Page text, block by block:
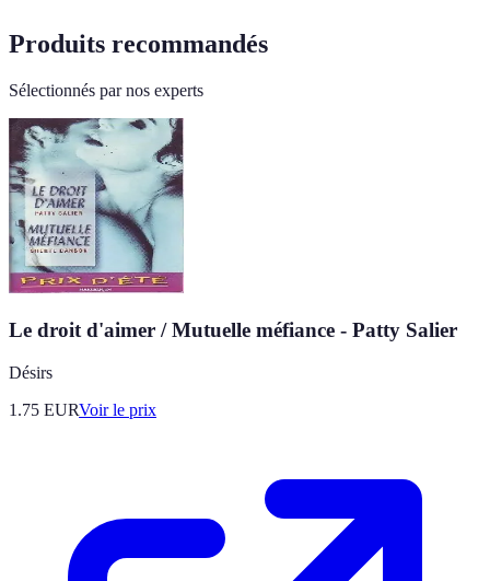
Produits recommandés
Sélectionnés par nos experts
Le droit d'aimer / Mutuelle méfiance - Patty Salier
Désirs
1.75 EURVoir le prix